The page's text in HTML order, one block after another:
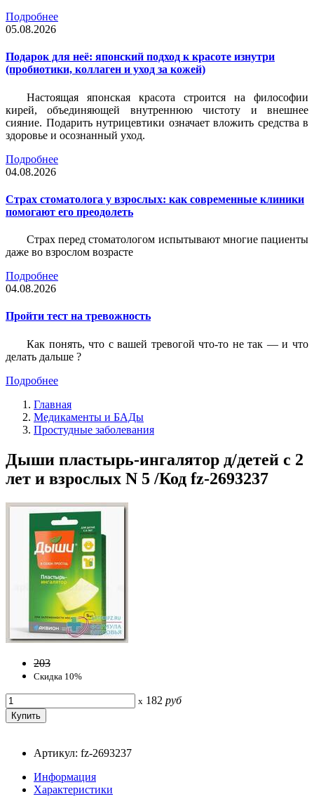
Подробнее
05.08.2026
Подарок для неё: японский подход к красоте изнутри
(пробиотики, коллаген и уход за кожей)
Настоящая японская красота строится на философии
кирей, объединяющей внутреннюю чистоту и внешнее
сияние. Подарить нутрицевтики означает вложить средства в
здоровье и осознанный уход.
Подробнее
04.08.2026
Страх стоматолога у взрослых: как современные клиники
помогают его преодолеть
Страх перед стоматологом испытывают многие пациенты
даже во взрослом возрасте
Подробнее
04.08.2026
Пройти тест на тревожность
Как понять, что с вашей тревогой что-то не так — и что
делать дальше ?
Подробнее
Главная
Медикаменты и БАДы
Простудные заболевания
Дыши пластырь-ингалятор д/детей с 2
лет и взрослых N 5 /Код fz-2693237
203
Скидка 10%
x 182 руб
Артикул: fz-2693237
Информация
Характеристики